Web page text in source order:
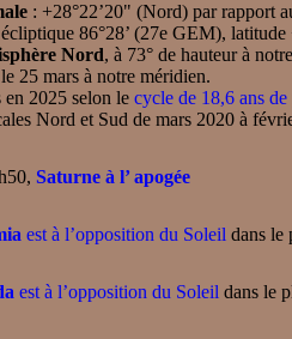
: +28°22’20" (Nord) par rapport
86°28’ (27e GEM), latitude
Nord, à 73° de hauteur à
25 mars à notre méridien.
en 2025 selon le cycle de 18,6 ans
Nord et Sud de mars 2020 à
Saturne à l’ apogée
est à l’opposition du Soleil dans le
est à l’opposition du Soleil dans le